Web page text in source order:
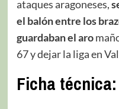
ataques aragoneses,
el balón entre los
guardaban el aro
67 y dejar la liga en
Ficha técnica: